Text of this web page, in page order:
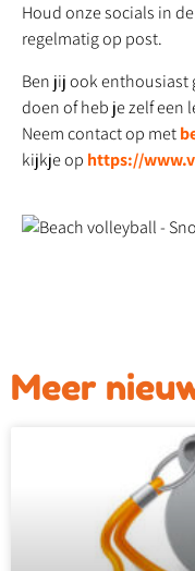
Houd onze socials in
regelmatig op post.
Ben jij ook enthousiast
Neem contact op met
kijkje op https://
Meer